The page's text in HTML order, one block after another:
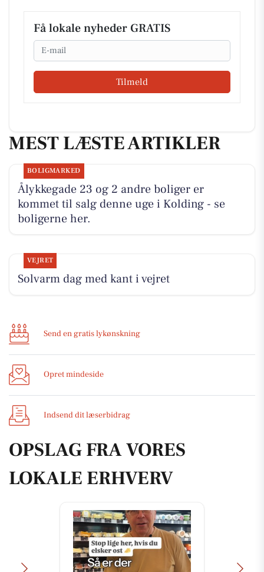
Få lokale nyheder GRATIS
Email
Tilmeld
MEST LÆSTE ARTIKLER
BOLIGMARKED
Ålykkegade 23 og 2 andre boliger er
kommet til salg denne uge i Kolding - se
boligerne her.
VEJRET
Solvarm dag med kant i vejret
Send en gratis lykønskning
Opret mindeside
Indsend dit læserbidrag
OPSLAG FRA VORES
LOKALE ERHVERV